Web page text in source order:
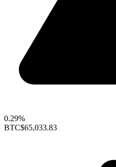
0.29%
BTC$65,033.83